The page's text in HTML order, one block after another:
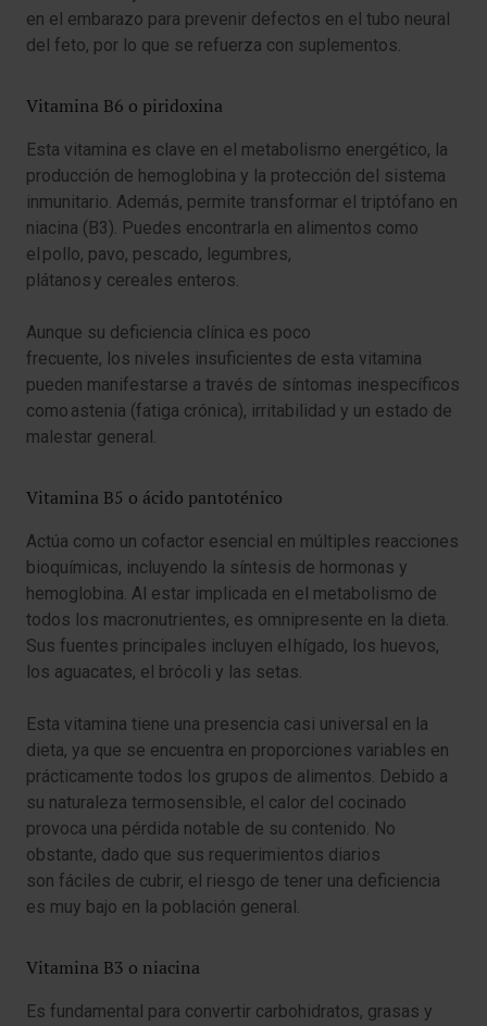
en el embarazo para prevenir defectos en el tubo neural
del feto, por lo que se refuerza con suplementos.
Vitamina B6 o piridoxina
Esta vitamina es clave en el metabolismo energético, la
producción de hemoglobina y la protección del sistema
inmunitario. Además, permite transformar el triptófano en
niacina (B3). Puedes encontrarla en alimentos como
el pollo, pavo, pescado, legumbres,
plátanos y cereales enteros.
Aunque su deficiencia clínica es poco
frecuente, los niveles insuficientes de esta vitamina
pueden manifestarse a través de síntomas inespecíficos
como astenia (fatiga crónica), irritabilidad y un estado de
malestar general.
Vitamina B5 o ácido pantoténico
Actúa como un cofactor esencial en múltiples reacciones
bioquímicas, incluyendo la síntesis de hormonas y
hemoglobina. Al estar implicada en el metabolismo de
todos los macronutrientes, es omnipresente en la dieta.
Sus fuentes principales incluyen el hígado, los huevos,
los aguacates, el brócoli y las setas.
Esta vitamina tiene una presencia casi universal en la
dieta, ya que se encuentra en proporciones variables en
prácticamente todos los grupos de alimentos. Debido a
su naturaleza termosensible, el calor del cocinado
provoca una pérdida notable de su contenido. No
obstante, dado que sus requerimientos diarios
son fáciles de cubrir, el riesgo de tener una deficiencia
es muy bajo en la población general.
Vitamina B3 o niacina
Es fundamental para convertir carbohidratos, grasas y